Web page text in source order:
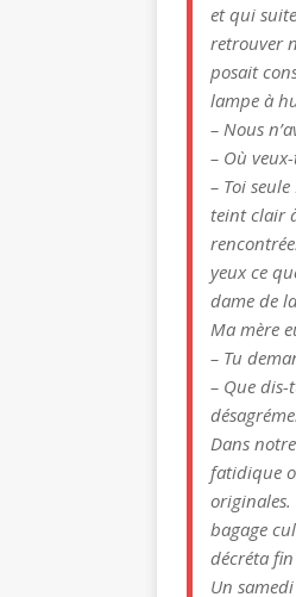
et qui
retrouver
posait
lampe à
– Nous
– Où
– Toi
teint clair
yeux ce
dame de
Ma mère
– Tu
– Que dis-
Dans
fatidique
originales.
bagage
décréta
Un